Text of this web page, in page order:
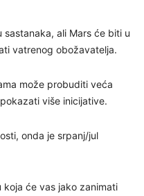
sastanaka, ali Mars će biti u
vatrenog obožavatelja.
može probuditi veća
više inicijative.
onda je srpanj/jul
će vas jako zanimati